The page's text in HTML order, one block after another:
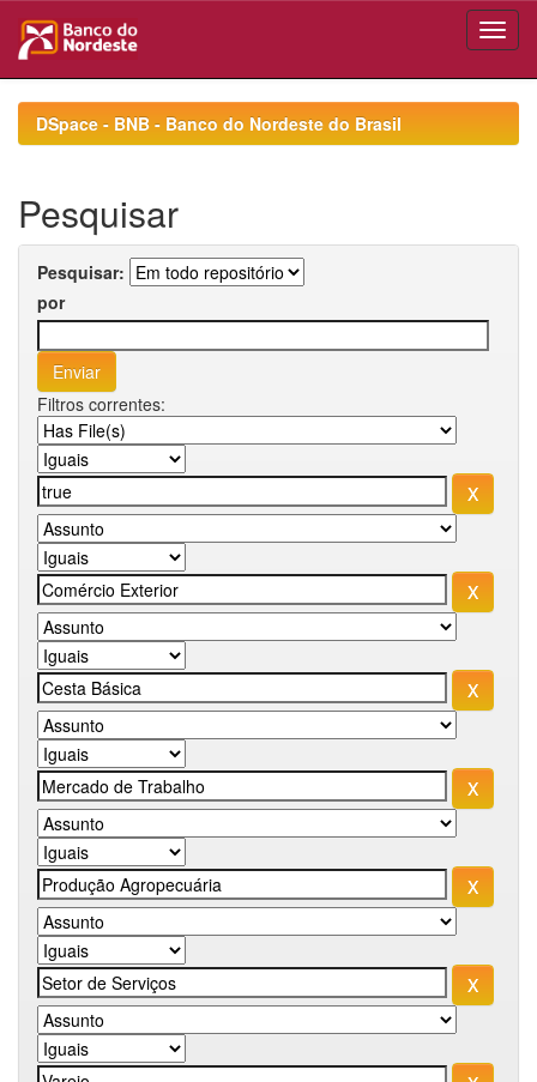
navigationDSpace - BNB - Banco do Nordeste do Brasil
Pesquisar
Pesquisar:
por
Filtros correntes: